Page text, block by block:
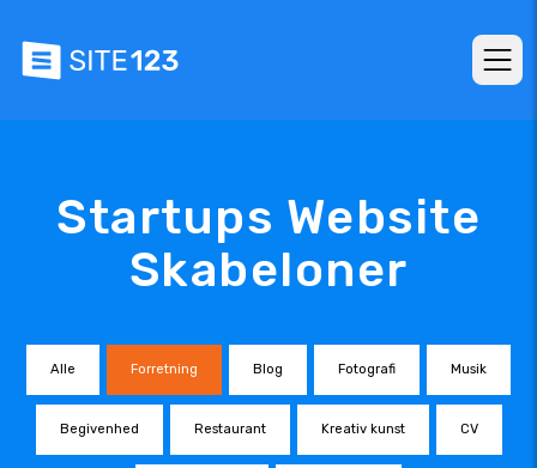
Startups Website
Skabeloner
Alle Forretning Blog Fotografi Musik
Begivenhed Restaurant Kreativ kunst CV